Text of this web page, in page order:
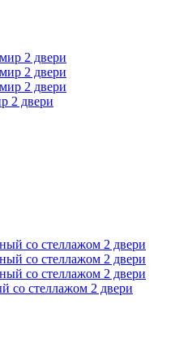
2 двери
стеллажом 2 двери